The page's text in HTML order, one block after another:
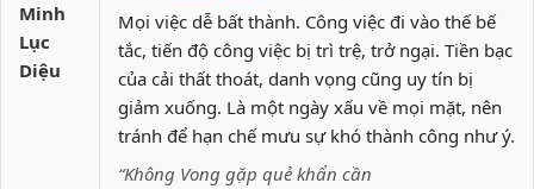
Minh
Lục
Diệu
Mọi việc dễ bất thành. Công việc đi vào thế bế
tắc, tiến độ công việc bị trì trệ, trở ngại. Tiền bạc
của cải thất thoát, danh vọng cũng uy tín bị
giảm xuống. Là một ngày xấu về mọi mặt, nên
tránh để hạn chế mưu sự khó thành công như ý.
“Không Vong gặp quẻ khẩn cần